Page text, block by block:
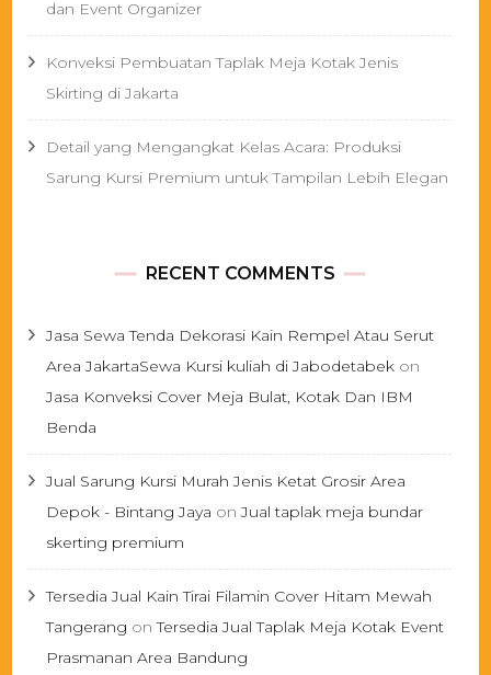
dan Event Organizer
Konveksi Pembuatan Taplak Meja Kotak Jenis
Skirting di Jakarta
Detail yang Mengangkat Kelas Acara: Produksi
Sarung Kursi Premium untuk Tampilan Lebih Elegan
RECENT COMMENTS
Jasa Sewa Tenda Dekorasi Kain Rempel Atau Serut
Area JakartaSewa Kursi kuliah di Jabodetabek on
Jasa Konveksi Cover Meja Bulat, Kotak Dan IBM
Benda
Jual Sarung Kursi Murah Jenis Ketat Grosir Area
Depok - Bintang Jaya onJual taplak meja bundar
skerting premium
Tersedia Jual Kain Tirai Filamin Cover Hitam Mewah
Tangerang onTersedia Jual Taplak Meja Kotak Event
Prasmanan Area Bandung